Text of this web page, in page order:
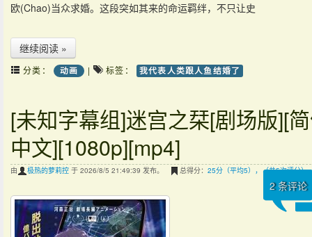
欧(Chao)当众求婚。这段突如其来的命运羁绊，不只让史
继续阅读 »
分类： 动画 | 标签： 我代表人类跟人鱼结婚了
[未知字幕组]迷宫之栞[剧场版][
中文][1080p][mp4]
由 极热的萝莉控 于 2026/8/5 21:49:39 发布。 总得分： 25分（平均5），（共5次评分）
2条评论